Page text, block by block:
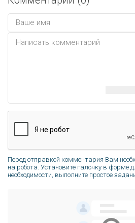
Перед отправкой комментария Вам
на робота. Установите галочку в форме
необходимости, выполните простое